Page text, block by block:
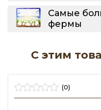
Самые
фермы
С этим
(0)